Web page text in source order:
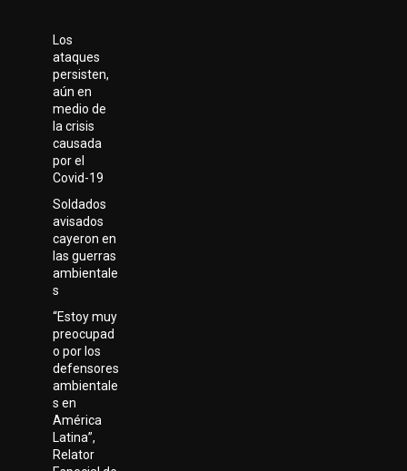
Los
ataques
persisten,
aún en
medio de
la crisis
causada
por el
Covid-19
Soldados
avisados
cayeron en
las guerras
ambientale
s
“Estoy muy
preocupad
o por los
defensores
ambientale
s en
América
Latina”,
Relator